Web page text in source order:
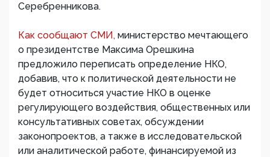
Серебренникова.
Как сообщают СМИ, министерство мечтающего
о президентстве Максима Орешкина
предложило переписать определение НКО,
добавив, что к политической деятельности не
будет относиться участие НКО в оценке
регулирующего воздействия, общественных или
консультативных советах, обсуждении
законопроектов, а также в исследовательской
или аналитической работе, финансируемой из